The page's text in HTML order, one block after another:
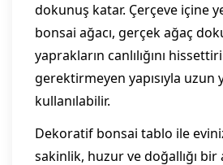
dokunuş katar. Çerçeve içine
bonsai ağacı, gerçek ağaç
yaprakların canlılığını
gerektirmeyen yapısıyla uzun
kullanılabilir.
Dekoratif bonsai tablo ile
sakinlik, huzur ve doğallığı bir